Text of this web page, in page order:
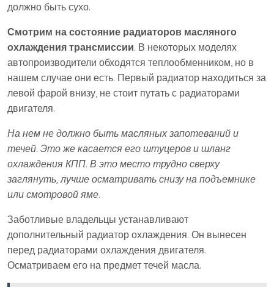
должно быть сухо.
Смотрим на состояние радиаторов масляного
охлаждения трансмиссии. В некоторых моделях
автопроизводители обходятся теплообменником, но в
нашем случае они есть. Первый радиатор находиться за
левой фарой внизу, не стоит путать с радиаторами
двигателя.
На нем не должно быть масляных запотеваний и
течей. Это же касается его штуцеров и шланг
охлаждения КПП. В это место трудно сверху
заглянуть, лучше осматривать снизу на подъемнике
или смотровой яме.
Заботливые владельцы устанавливают
дополнительный радиатор охлаждения. Он вынесен
перед радиаторами охлаждения двигателя.
Осматриваем его на предмет течей масла.